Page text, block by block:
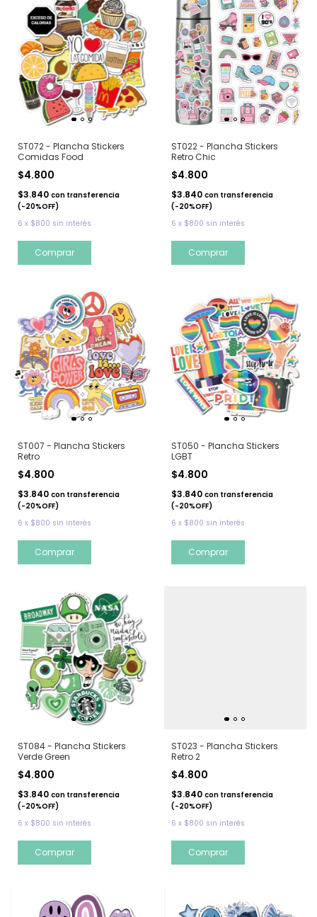
ST072 - Plancha Stickers
Comidas Food
$4.800
$3.840 con transferencia
(-20%OFF)
6 x $800 sin interés
ST022 - Plancha Stickers
Retro Chic
$4.800
$3.840 con transferencia
(-20%OFF)
6 x $800 sin interés
ST007 - Plancha Stickers
Retro
$4.800
$3.840 con transferencia
(-20%OFF)
6 x $800 sin interés
ST050 - Plancha Stickers
LGBT
$4.800
$3.840 con transferencia
(-20%OFF)
6 x $800 sin interés
ST084 - Plancha Stickers
Verde Green
$4.800
$3.840 con transferencia
(-20%OFF)
6 x $800 sin interés
ST023 - Plancha Stickers
Retro 2
$4.800
$3.840 con transferencia
(-20%OFF)
6 x $800 sin interés